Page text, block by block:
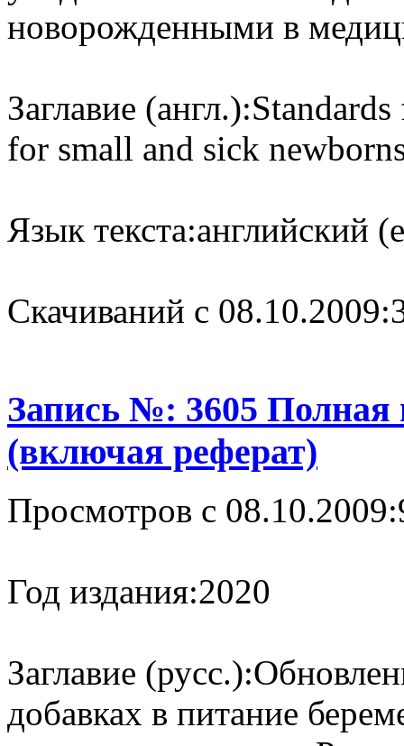
новорожденными в
Заглавие (англ.):
for small and sick
Язык текста:английский
Cкачиваний с 08.10.2009:
Запись №: 3605 Полная
(включая реферат)
Просмотров с 08.10.2009:
Год издания:2020
Заглавие (русс.):
добавках в питание